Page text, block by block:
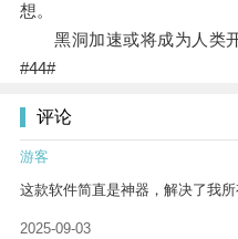
想。
黑洞加速或将成为人类开
#44#
评论
游客
这款软件简直是神器，解决了我所
2025-09-03